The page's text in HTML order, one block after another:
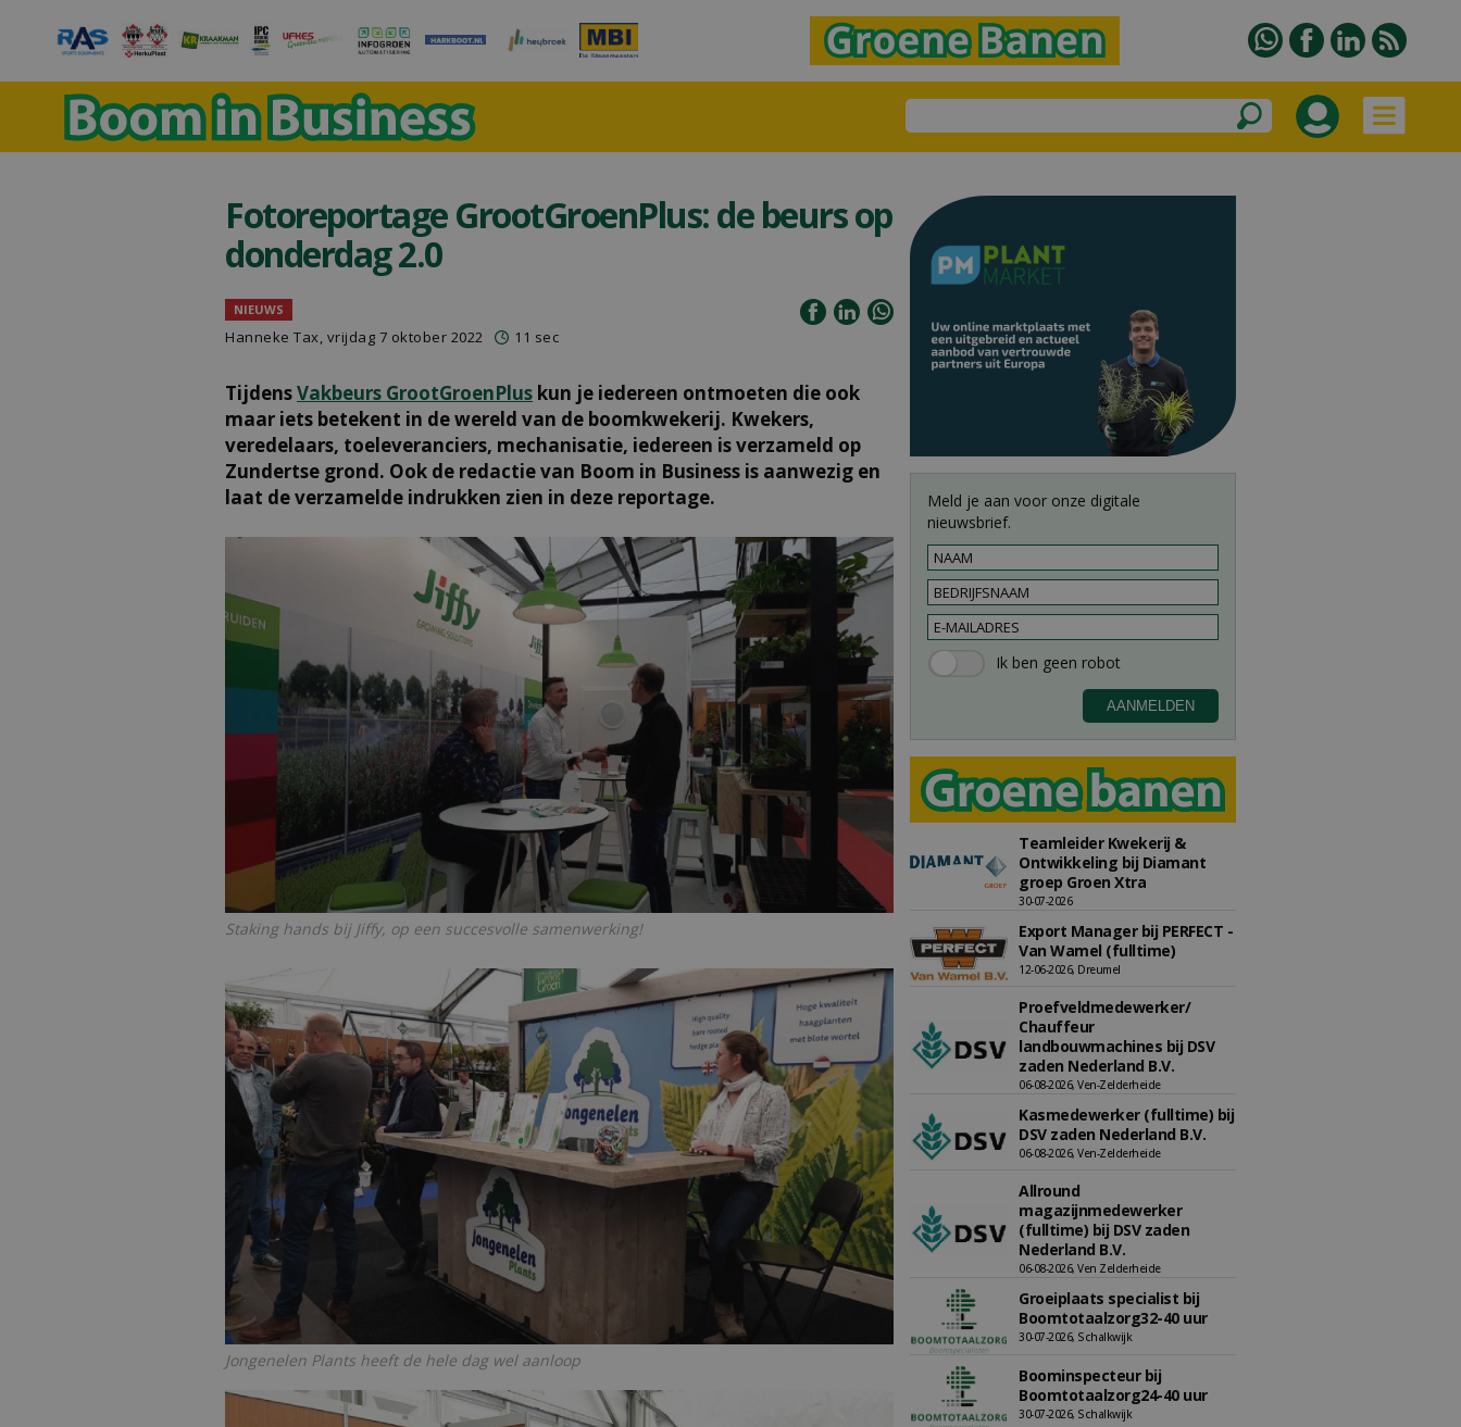
Fotoreportage GrootGroenPlus: de beurs op
donderdag 2.0
NIEUWS
Hanneke Tax, vrijdag 7 oktober 2022 11 sec
TijdensVakbeurs GrootGroenPlus kun je iedereen ontmoeten die ook
maar iets betekent in de wereld van de boomkwekerij. Kwekers,
veredelaars, toeleveranciers, mechanisatie, iedereen is verzameld op
Zundertse grond. Ook de redactie van Boom in Business is aanwezig en
laat de verzamelde indrukken zien in deze reportage.
Staking hands bij Jiffy, op een succesvolle samenwerking!
Jongenelen Plants heeft de hele dag wel aanloop
Meld je aan voor onze digitale
nieuwsbrief.
Teamleider Kwekerij &
Ontwikkeling bij Diamant
groep Groen Xtra
30-07-2026
Export Manager bij PERFECT -
Van Wamel (fulltime)
12-06-2026, Dreumel
Proefveldmedewerker/
Chauffeur
landbouwmachines bij DSV
zaden Nederland B.V.
06-08-2026, Ven-Zelderheide
Kasmedewerker (fulltime) bij
DSV zaden Nederland B.V.
06-08-2026, Ven-Zelderheide
Allround
magazijnmedewerker
(fulltime) bij DSV zaden
Nederland B.V.
06-08-2026, Ven Zelderheide
Groeiplaats specialist bij
Boomtotaalzorg32-40 uur
30-07-2026, Schalkwijk
Boominspecteur bij
Boomtotaalzorg24-40 uur
30-07-2026, Schalkwijk